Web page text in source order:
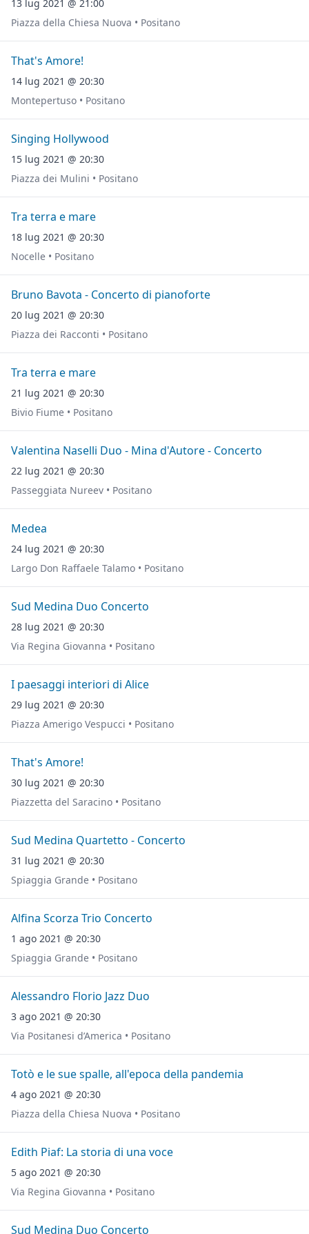
13 lug 2021 @ 21:00
Piazza della Chiesa Nuova • Positano
That's Amore!
14 lug 2021 @ 20:30
Montepertuso • Positano
Singing Hollywood
15 lug 2021 @ 20:30
Piazza dei Mulini • Positano
Tra terra e mare
18 lug 2021 @ 20:30
Nocelle • Positano
Bruno Bavota - Concerto di pianoforte
20 lug 2021 @ 20:30
Piazza dei Racconti • Positano
Tra terra e mare
21 lug 2021 @ 20:30
Bivio Fiume • Positano
Valentina Naselli Duo - Mina d'Autore - Concerto
22 lug 2021 @ 20:30
Passeggiata Nureev • Positano
Medea
24 lug 2021 @ 20:30
Largo Don Raffaele Talamo • Positano
Sud Medina Duo Concerto
28 lug 2021 @ 20:30
Via Regina Giovanna • Positano
I paesaggi interiori di Alice
29 lug 2021 @ 20:30
Piazza Amerigo Vespucci • Positano
That's Amore!
30 lug 2021 @ 20:30
Piazzetta del Saracino • Positano
Sud Medina Quartetto - Concerto
31 lug 2021 @ 20:30
Spiaggia Grande • Positano
Alfina Scorza Trio Concerto
1 ago 2021 @ 20:30
Spiaggia Grande • Positano
Alessandro Florio Jazz Duo
3 ago 2021 @ 20:30
Via Positanesi d’America • Positano
Totò e le sue spalle, all'epoca della pandemia
4 ago 2021 @ 20:30
Piazza della Chiesa Nuova • Positano
Edith Piaf: La storia di una voce
5 ago 2021 @ 20:30
Via Regina Giovanna • Positano
Sud Medina Duo Concerto